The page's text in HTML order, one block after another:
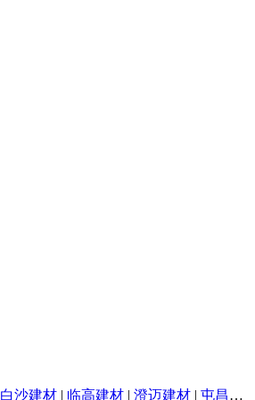
白沙建材 | 临高建材 | 澄迈建材 | 屯昌建材